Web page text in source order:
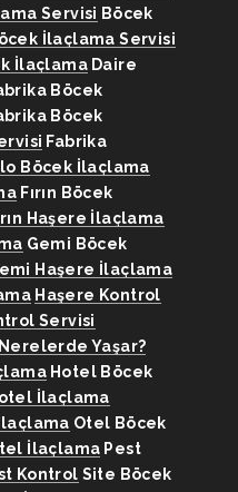
Servisi Böcek
İlaçlama Servisi
İlaçlama Daire
Böcek
Böcek
Fabrika
Böcek İlaçlama
Fırın Böcek
Haşere İlaçlama
Gemi Böcek
Haşere İlaçlama
Haşere Kontrol
Servisi
Yaşar?
Hotel Böcek
İlaçlama
Otel Böcek
İlaçlama Pest
Kontrol Site Böcek